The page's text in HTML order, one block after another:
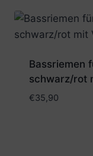
Bassriemen
schwarz/rot
€35,90